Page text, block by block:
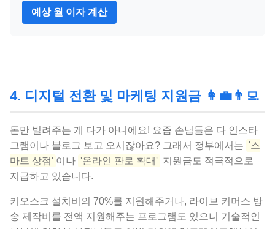
예상 월 이자 계산
4. 디지털 전환 및 마케팅 지원금 👩‍💼👨‍💻
돈만 빌려주는 게 다가 아니에요! 요즘 손님들은 다 인스타
그램이나 블로그 보고 오시잖아요? 그래서 정부에서는 '스
마트 상점' 이나 '온라인 판로 확대' 지원금도 적극적으로
지급하고 있습니다.
키오스크 설치비의 70%를 지원해주거나, 라이브 커머스 방
송 제작비를 전액 지원해주는 프로그램도 있으니 기술적인